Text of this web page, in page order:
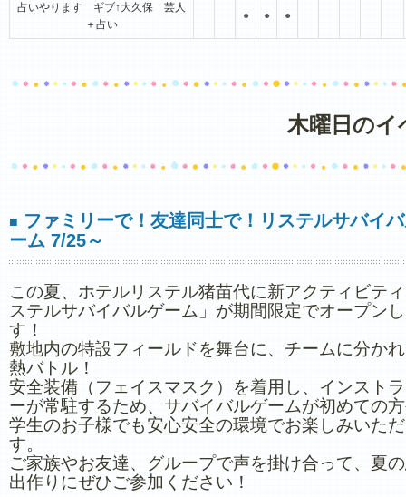
占いやります ギブ↑大久保 芸人
＋占い
● ● ●
木曜日の
■ ファミリーで！友達同士で！リステルサバイ
ーム 7/25～
この夏、ホテルリステル猪苗代に新アクティビテ
ステルサバイバルゲーム」が期間限定でオープン
す！
敷地内の特設フィールドを舞台に、チームに分か
熱バトル！
安全装備（フェイスマスク）を着用し、インスト
ーが常駐するため、サバイバルゲームが初めての
学生のお子様でも安心安全の環境でお楽しみいた
す。
ご家族やお友達、グループで声を掛け合って、夏
出作りにぜひご参加ください！